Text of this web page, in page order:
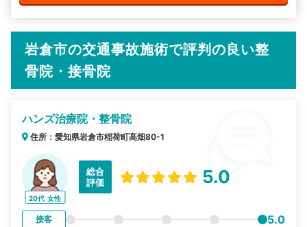
岩倉市の交通事故施術で評判の良い整
骨院・接骨院
ハンズ治療院・整骨院
住所：愛知県岩倉市稲荷町高畑80-1
20代 女性
総合
評価
5.0
接客 5.0